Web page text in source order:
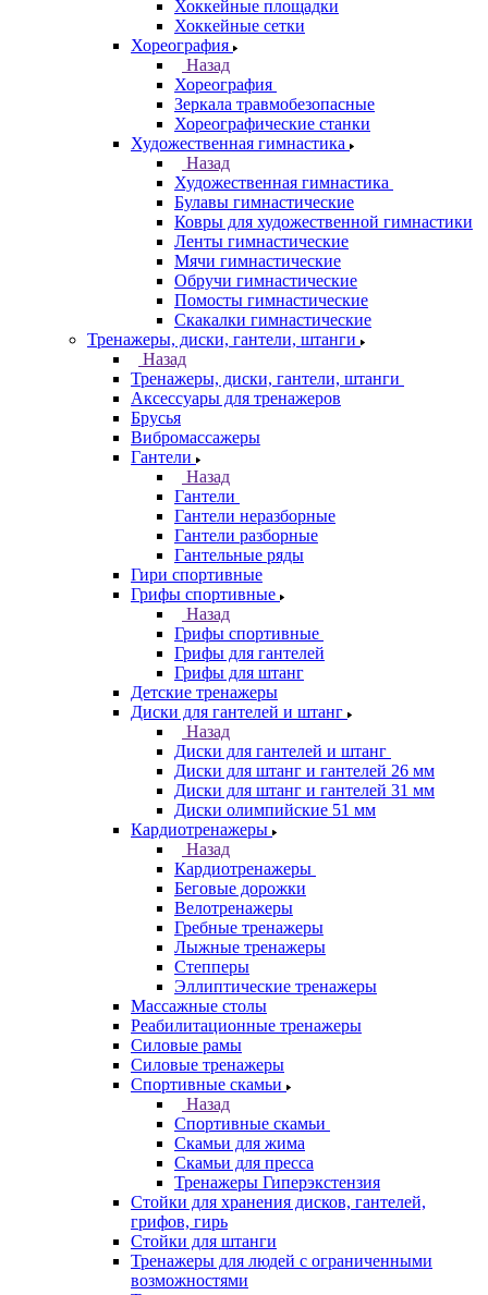
Хоккейные площадки
Хоккейные сетки
Хореография
Назад
Хореография
Зеркала травмобезопасные
Хореографические станки
Художественная гимнастика
Назад
Художественная гимнастика
Булавы гимнастические
Ковры для художественной гимнастики
Ленты гимнастические
Мячи гимнастические
Обручи гимнастические
Помосты гимнастические
Скакалки гимнастические
Тренажеры, диски, гантели, штанги
Назад
Тренажеры, диски, гантели, штанги
Аксессуары для тренажеров
Брусья
Вибромассажеры
Гантели
Назад
Гантели
Гантели неразборные
Гантели разборные
Гантельные ряды
Гири спортивные
Грифы спортивные
Назад
Грифы спортивные
Грифы для гантелей
Грифы для штанг
Детские тренажеры
Диски для гантелей и штанг
Назад
Диски для гантелей и штанг
Диски для штанг и гантелей 26 мм
Диски для штанг и гантелей 31 мм
Диски олимпийские 51 мм
Кардиотренажеры
Назад
Кардиотренажеры
Беговые дорожки
Велотренажеры
Гребные тренажеры
Лыжные тренажеры
Степперы
Эллиптические тренажеры
Массажные столы
Реабилитационные тренажеры
Силовые рамы
Силовые тренажеры
Спортивные скамьи
Назад
Спортивные скамьи
Скамьи для жима
Скамьи для пресса
Тренажеры Гиперэкстензия
Стойки для хранения дисков, гантелей,
грифов, гирь
Стойки для штанги
Тренажеры для людей с ограниченными
возможностями